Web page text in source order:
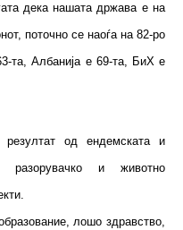
дека нашата држава е на
поточно се наоѓа на 82-ро
та, Албанија е 69-та, БиХ е
од ендемската и
разорувачко и животно
лошо здравство,